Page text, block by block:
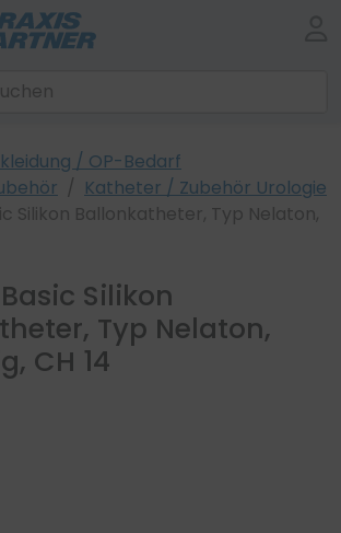
/ OP-Bedarf
Katheter / Zubehör Urologie
Silikon Ballonkatheter, Typ Nelaton,
Basic Silikon
Typ Nelaton,
CH 14